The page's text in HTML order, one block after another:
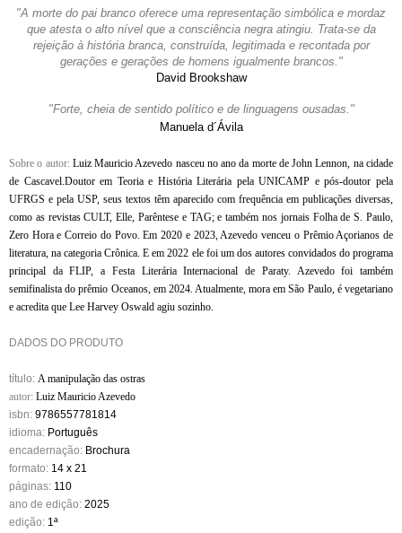
"A morte do pai branco oferece uma representação simbólica e mordaz
que atesta o alto nível que a consciência negra atingiu. Trata-se da
rejeição à história branca, construída, legitimada e recontada por
gerações e gerações de homens igualmente brancos."
David Brookshaw
"Forte, cheia de sentido político e de linguagens ousadas."
Manuela d´Ávila
Sobre o autor: Luiz Mauricio Azevedo nasceu no ano da morte de John Lennon, na cidade
de Cascavel.Doutor em Teoria e História Literária pela UNICAMP e pós-doutor pela
UFRGS e pela USP, seus textos têm aparecido com frequência em publicações diversas,
como as revistas CULT, Elle, Parêntese e TAG; e também nos jornais Folha de S. Paulo,
Zero Hora e Correio do Povo. Em 2020 e 2023, Azevedo venceu o Prêmio Açorianos de
literatura, na categoria Crônica. E em 2022 ele foi um dos autores convidados do programa
principal da FLIP, a Festa Literária Internacional de Paraty. Azevedo foi também
semifinalista do prêmio Oceanos, em 2024. Atualmente, mora em São Paulo, é vegetariano
e acredita que Lee Harvey Oswald agiu sozinho.
DADOS DO PRODUTO
título: A manipulação das ostras
autor: Luiz Mauricio Azevedo
isbn: 9786557781814
idioma: Português
encadernação: Brochura
formato: 14 x 21
páginas: 110
ano de edição: 2025
edição: 1ª